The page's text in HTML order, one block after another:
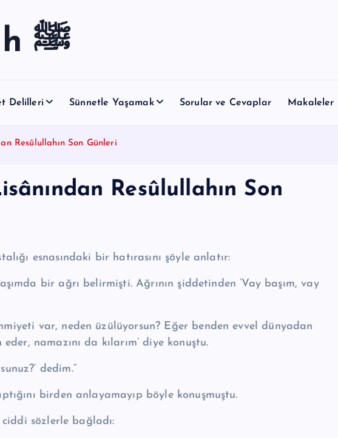
Resulullah ﷺ
Delilleri Sünnetle Yaşamak Sorular ve Cevaplar Makaleler
Resûlullahın Son Günleri
Resûlullahın Son
esnasındaki bir hatırasını şöyle an­latır:
var, neden üzülüyorsun? Eğer benden evvel dünyadan
namazını da kılarım’ diye konuştu.
dedim.”
birden anlayamayıp böyle ko­nuş­muştu.
sözlerle bağladı: